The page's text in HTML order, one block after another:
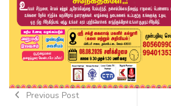
Previous Post